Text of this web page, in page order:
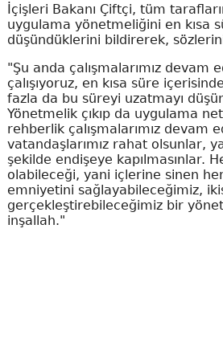
İçişleri Bakanı Çiftçi, tüm
uygulama yönetmeliğini en kısa
düşündüklerini bildirerek,
"Şu anda çalışmalarımız devam
çalışıyoruz, en kısa süre
fazla da bu süreyi uzatmayı
Yönetmelik çıkıp da uygulama
rehberlik çalışmalarımız devam
vatandaşlarımız rahat olsunlar,
şekilde endişeye kapılmasınlar.
olabileceği, yani içlerine sinen
emniyetini sağlayabileceğimiz,
gerçekleştirebileceğimiz bir
inşallah."